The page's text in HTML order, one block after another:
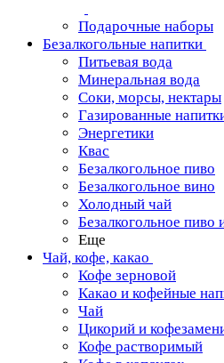
Подарочные наборы
Безалкогольные напитки
Питьевая вода
Минеральная вода
Соки, морсы, нектары
Газированные
Энергетики
Квас
Безалкогольное пиво
Безалкогольное вино
Холодный чай
Безалкогольное пиво
Еще
Чай, кофе, какао
Кофе зерновой
Какао и кофейные
Чай
Цикорий и
Кофе растворимый